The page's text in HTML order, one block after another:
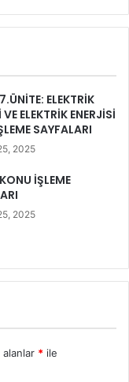
ELEKTRİK
VE ELEKTRİK ENERJİSİ
SAYFALARI
2025
İŞLEME
2025
* ile